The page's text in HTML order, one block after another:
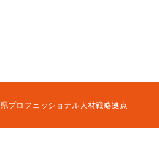
プロフェッショナル人材戦略拠点